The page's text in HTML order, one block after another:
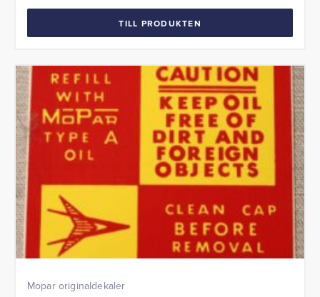
TILL PRODUKTEN
Mopar originaldekaler